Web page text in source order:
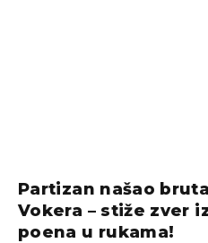
Partizan našao
Vokera – stiže zver
poena u rukama!